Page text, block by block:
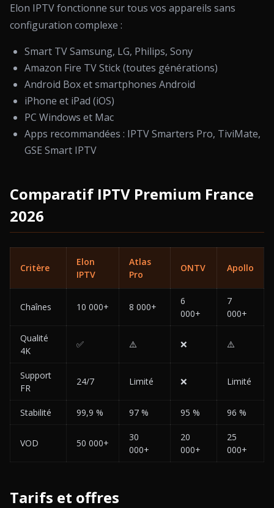
Elon IPTV fonctionne sur tous vos appareils sans
configuration complexe :
Smart TV Samsung, LG, Philips, Sony
Amazon Fire TV Stick (toutes générations)
Android Box et smartphones Android
iPhone et iPad (iOS)
PC Windows et Mac
Apps recommandées : IPTV Smarters Pro, TiviMate,
GSE Smart IPTV
Comparatif IPTV Premium France
2026
Critère
Elon
IPTV
Atlas
Pro
ONTV Apollo
Chaînes 10 000+ 8 000+
6
000+
7
000+
Qualité
4K
✅ ⚠️ ❌ ⚠️
Support
FR
24/7 Limité ❌ Limité
Stabilité 99,9 % 97 % 95 % 96 %
VOD 50 000+
30
000+
20
000+
25
000+
Tarifs et offres